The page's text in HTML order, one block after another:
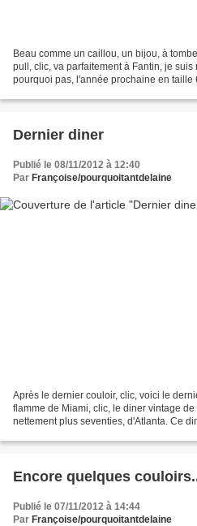
Beau comme un caillou, un bijou, à
pull, clic, va parfaitement à Fantin, je
pourquoi pas, l'année prochaine en taille
Dernier diner
Publié le 08/11/2012 à 12:40
Par Françoise/pourquoitantdelaine
Après le dernier couloir, clic, voici le
flamme de Miami, clic, le diner vintage
nettement plus seventies, d'Atlanta. Ce
Encore quelques
Publié le 07/11/2012 à 14:44
Par Françoise/pourquoitantdelaine